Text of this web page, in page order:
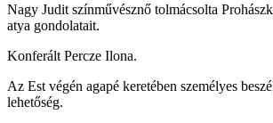
Nagy Judit színművésznő tolmácsolta
atya gondolatait.
Konferált Percze Ilona.
Az Est végén agapé keretében személyes
lehetőség.